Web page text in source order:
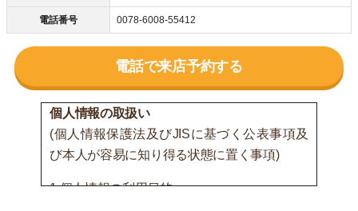
電話番号 0078-6008-55412
電話で来店予約する
個人情報の取扱い
(個人情報保護法及びJISに基づく公表事項及
び本人が容易に知り得る状態に置く事項)
1.個人情報の利用目的